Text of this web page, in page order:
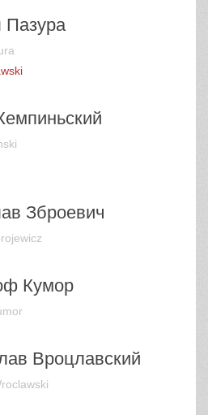
Пазура
Зброевич
Кумор
Вроцлавский